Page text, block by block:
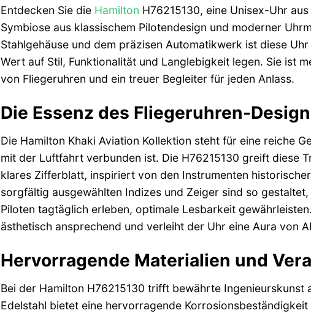
Entdecken Sie die Hamilton H76215130, eine Unisex-Uhr
Symbiose aus klassischem Pilotendesign und moderner
Stahlgehäuse und dem präzisen Automatikwerk ist diese
Wert auf Stil, Funktionalität und Langlebigkeit legen. Sie ist
von Fliegeruhren und ein treuer Begleiter für jeden Anlass.
Die Essenz des Fliegeruhren-
Die Hamilton Khaki Aviation Kollektion steht für eine reiche
mit der Luftfahrt verbunden ist. Die H76215130 greift diese
klares Zifferblatt, inspiriert von den Instrumenten
sorgfältig ausgewählten Indizes und Zeiger sind so
Piloten tagtäglich erleben, optimale Lesbarkeit
ästhetisch ansprechend und verleiht der Uhr eine Aura von
Hervorragende Materialien und
Bei der Hamilton H76215130 trifft bewährte
Edelstahl bietet eine hervorragende